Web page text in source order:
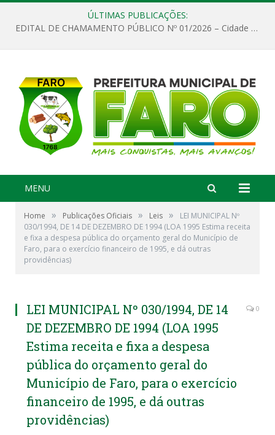
ÚLTIMAS PUBLICAÇÕES:
EDITAL DE CHAMAMENTO PÚBLICO Nº 01/2026 – Cidade de Faro
MENU
Home » Publicações Oficiais » Leis »
LEI MUNICIPAL Nº
030/1994, DE 14 DE DEZEMBRO DE 1994 (LOA 1995 Estima receita
e fixa a despesa pública do orçamento geral do Município de
Faro, para o exercício financeiro de 1995, e dá outras
providências)
LEI MUNICIPAL Nº 030/1994, DE 14
DE DEZEMBRO DE 1994 (LOA 1995
Estima receita e fixa a despesa
pública do orçamento geral do
Município de Faro, para o exercício
financeiro de 1995, e dá outras
providências)
0